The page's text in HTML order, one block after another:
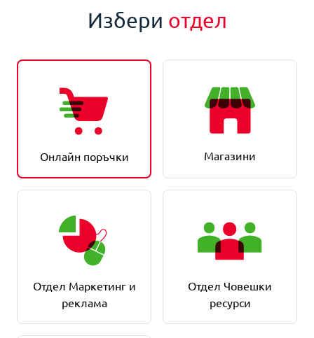
Избери отдел
Онлайн поръчки Магазини
Отдел Маркетинг и
реклама
Отдел Човешки
ресурси